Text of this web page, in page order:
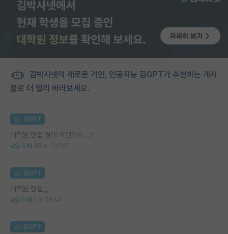
김박사넷의 새로운 거인, 인공지능 김GPT가 추천하는 게시
물로 더 멀리 바라보세요.
김GPT
대학원 면접 원래 이런가요...?
5 20 73767
김GPT
대학원 면접,,,
0 1 2634
김GPT